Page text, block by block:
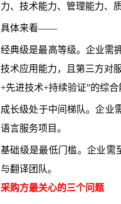
力、技术能力、管理能力、
具体来看——
经典级是最高等级。企业需
技术应用能力，且第三方对
+先进技术+持续验证”的综合
成长级处于中间梯队。企业
语言服务项目。
基础级是最低门槛。企业需
与翻译团队。
采购方最关心的三个问题